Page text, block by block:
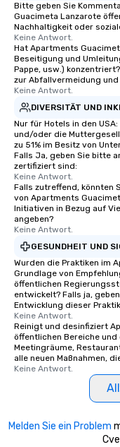
Bitte geben Sie
Guacimeta Lanzarote
Nachhaltigkeit oder
Keine Antwort.
Hat Apartments
Beseitigung und
Pappe, usw.)
zur Abfallvermeidung
Keine Antwort.
DIVERSITÄT UND
Nur für Hotels in den
und/oder die
zu 51% im Besitz von
Falls Ja, geben Sie bitte
zertifiziert sind:
Keine Antwort.
Falls zutreffend, könnten
von Apartments
Initiativen in Bezug auf
angeben?
Keine Antwort.
GESUNDHEIT UND
Wurden die Praktiken im
Grundlage von
öffentlichen
entwickelt? Falls ja,
Entwicklung dieser
Keine Antwort.
Reinigt und desinfiziert
öffentlichen Bereiche
Meetingräume,
alle neuen Maßnahmen,
Keine Antwort.
Melden Sie ein Problem